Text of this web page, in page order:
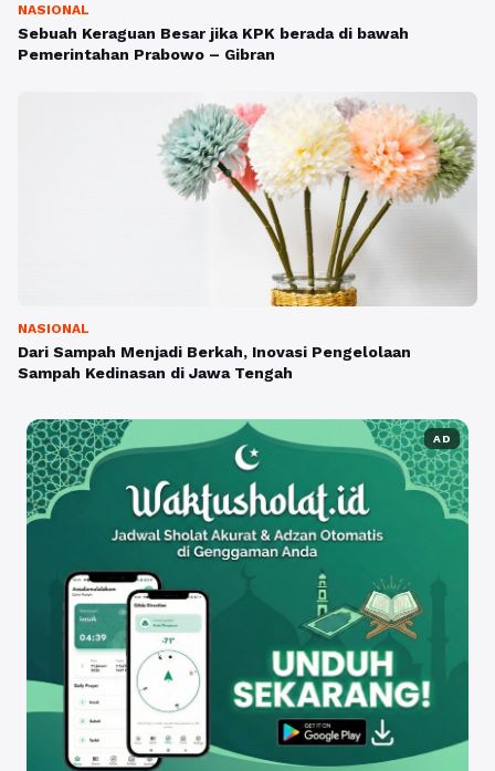
NASIONAL
Sebuah Keraguan Besar jika KPK berada di bawah
Pemerintahan Prabowo – Gibran
NASIONAL
Dari Sampah Menjadi Berkah, Inovasi Pengelolaan
Sampah Kedinasan di Jawa Tengah
AD